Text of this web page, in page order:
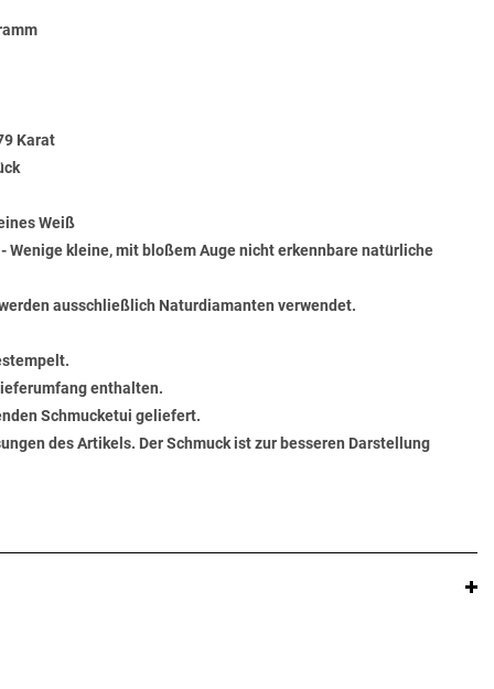
Karat
Weiß
Wenige kleine, mit bloßem Auge nicht erkennbare natürliche
ausschließlich Naturdiamanten verwendet.
enthalten.
Schmucketui geliefert.
des Artikels. Der Schmuck ist zur besseren Darstellung